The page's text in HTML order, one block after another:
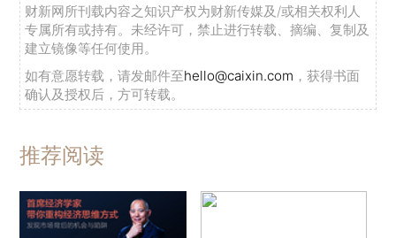
财新网所刊载内容之知识产权为财新传媒及/或相关权利人
专属所有或持有。未经许可，禁止进行转载、摘编、复制及
建立镜像等任何使用。
如有意愿转载，请发邮件至hello@caixin.com ，获得书面
确认及授权后，方可转载。
推荐阅读